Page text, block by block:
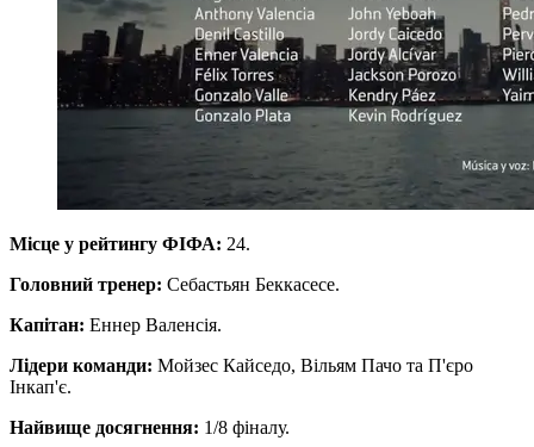
Місце у рейтингу ФІФА: 24.
Головний тренер: Себастьян Беккасесе.
Капітан: Еннер Валенсія.
Лідери команди: Мойзес Кайседо, Вільям Пачо та П'єро
Інкап'є.
Найвище досягнення: 1/8 фіналу.